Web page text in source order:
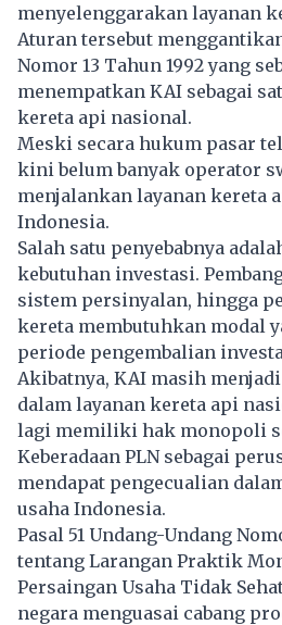
menyelenggarakan layanan
Aturan tersebut
Nomor 13 Tahun 1992 yang
menempatkan KAI sebagai
kereta api nasional.
Meski secara hukum pasar
kini belum banyak operator
menjalankan layanan kereta
Indonesia.
Salah satu penyebabnya
kebutuhan investasi.
sistem persinyalan, hingga
kereta membutuhkan modal
periode pengembalian
Akibatnya, KAI masih
dalam layanan kereta api
lagi memiliki hak monopoli
Keberadaan PLN sebagai
mendapat pengecualian
usaha Indonesia.
Pasal 51 Undang-Undang
tentang Larangan Praktik
Persaingan Usaha Tidak
negara menguasai cabang